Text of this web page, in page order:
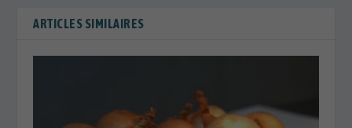
ARTICLES SIMILAIRES